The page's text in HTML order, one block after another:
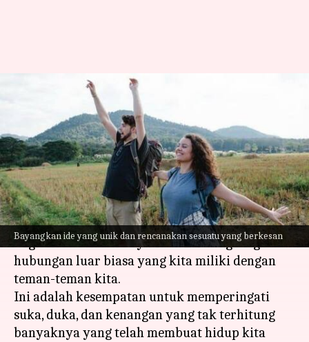
Bayangkan ide yang unik dan rencanakan sesuatu yang berkesan
Cara Unik Untuk Merayakan
Hari Persahabatan Untuk
Hubungan Yang Langgeng
menulis Handoko Jul 28, 2023 11:47 am
Apa ceritanya
Hari Persahabatan adalah kesempatan emas
bagi kita untuk merayakan dan menghargai
hubungan luar biasa yang kita miliki dengan
teman-teman kita.
Ini adalah kesempatan untuk memperingati
suka, duka, dan kenangan yang tak terhitung
banyaknya yang telah membuat hidup kita